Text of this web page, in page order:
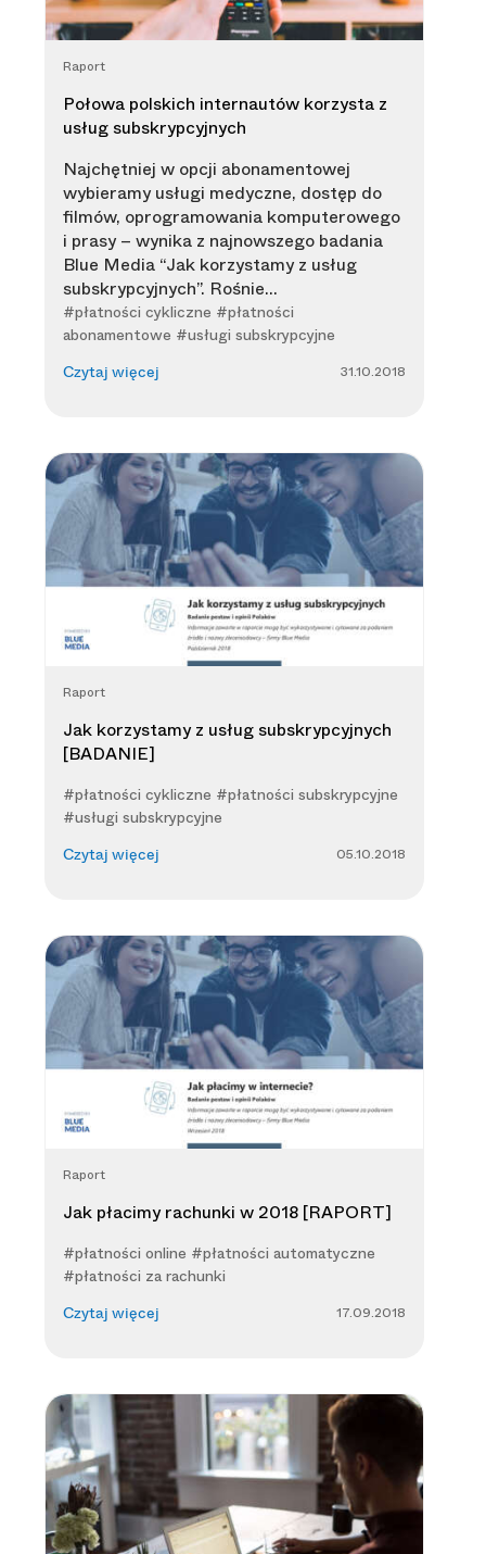
Raport
Połowa polskich internautów korzysta z
usług subskrypcyjnych
Najchętniej w opcji abonamentowej
wybieramy usługi medyczne, dostęp do
filmów, oprogramowania komputerowego
i prasy – wynika z najnowszego badania
Blue Media “Jak korzystamy z usług
subskrypcyjnych”. Rośnie...
#płatności cykliczne #płatności
abonamentowe #usługi subskrypcyjne
Czytaj więcej 31.10.2018
Raport
Jak korzystamy z usług subskrypcyjnych
[BADANIE]
#płatności cykliczne #płatności subskrypcyjne
#usługi subskrypcyjne
Czytaj więcej 05.10.2018
Raport
Jak płacimy rachunki w 2018 [RAPORT]
#płatności online #płatności automatyczne
#płatności za rachunki
Czytaj więcej 17.09.2018